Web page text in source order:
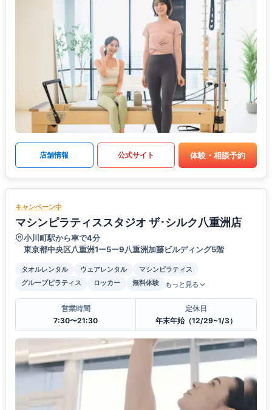
店舗情報 公式サイト 体験・相談予約
キャンペーン中
マシンピラティススタジオ ザ･シルク八重洲店
小川町駅から車で4分
東京都中央区八重洲1ー5ー9八重洲加藤ビルディング5階
タオルレンタル ウェアレンタル
マシンピラティス
グループピラティス
ロッカー 無料体験 もっと見る
営業時間
7:30〜21:30
定休日
年末年始（12/29~1/3）